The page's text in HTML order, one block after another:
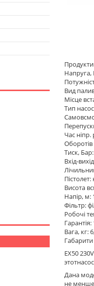
Напруга,
Вид
Місце
Тип
Час ніпр.
Тиск, Бар:
Вхід-
Висота
Напір, м:
Фільтр:
Робочі
Гарантія:
Вага, кг:
EX50
Дана
не менше